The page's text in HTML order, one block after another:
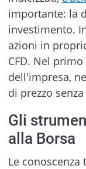
importante: la
investimento.
azioni in
CFD. Nel
dell'impresa,
di prezzo
Gli
alla Borsa
Le